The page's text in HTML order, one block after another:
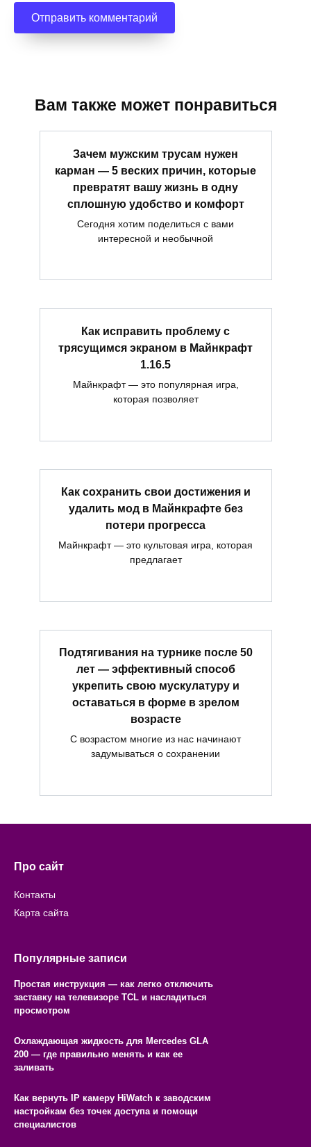
Вам также может понравиться
Зачем мужским трусам нужен
карман — 5 веских причин, которые
превратят вашу жизнь в одну
сплошную удобство и комфорт
Сегодня хотим поделиться с вами
интересной и необычной
Как исправить проблему с
трясущимся экраном в Майнкрафт
1.16.5
Майнкрафт — это популярная игра,
которая позволяет
Как сохранить свои достижения и
удалить мод в Майнкрафте без
потери прогресса
Майнкрафт — это культовая игра, которая
предлагает
Подтягивания на турнике после 50
лет — эффективный способ
укрепить свою мускулатуру и
оставаться в форме в зрелом
возрасте
С возрастом многие из нас начинают
задумываться о сохранении
Про сайт
Контакты
Карта сайта
Популярные записи
Простая инструкция — как легко отключить
заставку на телевизоре TCL и насладиться
просмотром
Охлаждающая жидкость для Mercedes GLA
200 — где правильно менять и как ее
заливать
Как вернуть IP камеру HiWatch к заводским
настройкам без точек доступа и помощи
специалистов